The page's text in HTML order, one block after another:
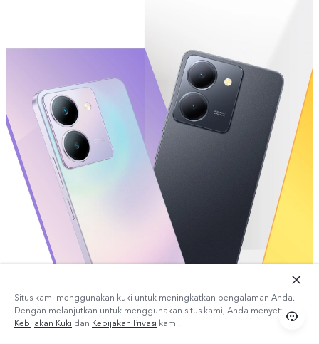
Situs kami menggunakan kuki untuk meningkatkan pengalaman Anda.
Dengan melanjutkan untuk menggunakan situs kami, Anda menyetujui
Kebijakan Kuki dan Kebijakan Privasi kami.